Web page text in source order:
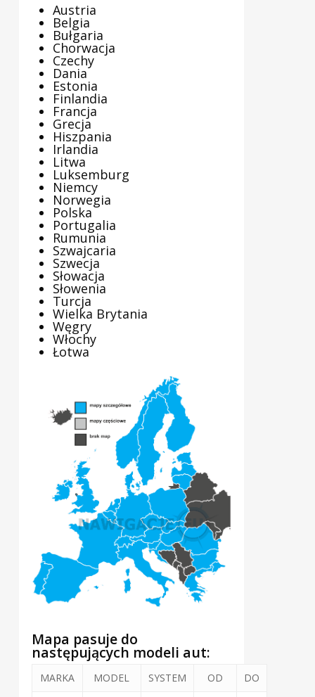
Austria
Belgia
Bułgaria
Chorwacja
Czechy
Dania
Estonia
Finlandia
Francja
Grecja
Hiszpania
Irlandia
Litwa
Luksemburg
Niemcy
Norwegia
Polska
Portugalia
Rumunia
Szwajcaria
Szwecja
Słowacja
Słowenia
Turcja
Wielka Brytania
Węgry
Włochy
Łotwa
Mapa pasuje do
następujących modeli aut:
MARKA MODEL SYSTEM OD DO